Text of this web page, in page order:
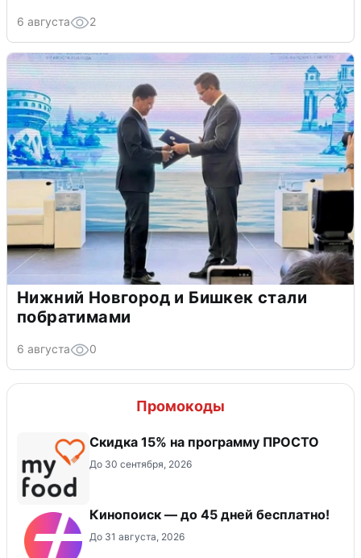
6 августа 2
Нижний Новгород и Бишкек стали
побратимами
6 августа 0
Промокоды
Скидка 15% на программу ПРОСТО
До 30 сентября, 2026
Кинопоиск — до 45 дней бесплатно!
До 31 августа, 2026